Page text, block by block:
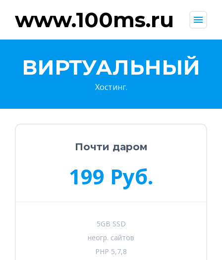
www.100ms.ru menu
ВИРТУАЛЬНЫЙ
Хостинг.
Почти даром
199 Руб.
5GB SSD
неогр. сайтов
PHP 5,7,8